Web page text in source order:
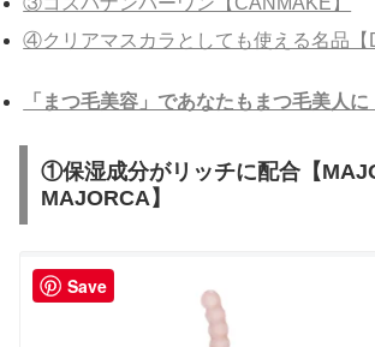
④クリアマスカラとしても使える名品【
「まつ毛美容」であなたもまつ毛美人に
①保湿成分がリッチに配合【
MAJORCA】
Save